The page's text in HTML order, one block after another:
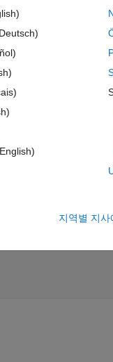
: 666   346
지역별 지사